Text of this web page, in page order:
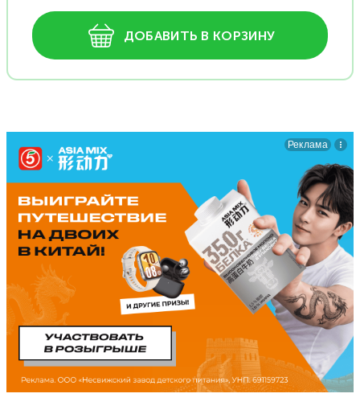
ДОБАВИТЬ В КОРЗИНУ